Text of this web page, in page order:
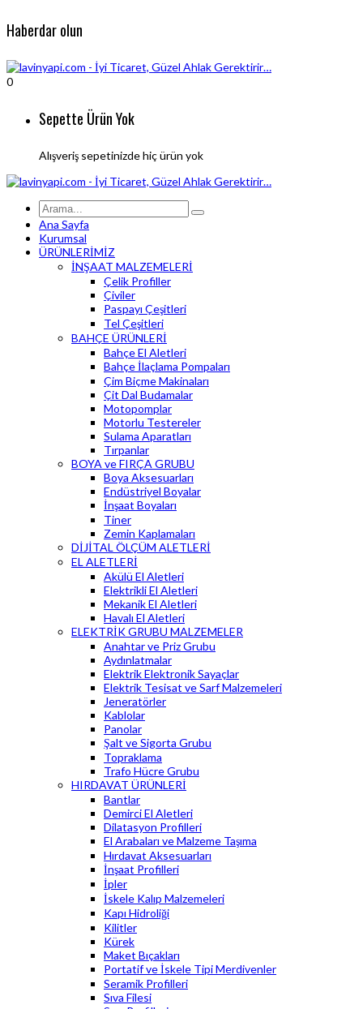
Haberdar olun
0
Sepette Ürün Yok
Alışveriş sepetinizde hiç ürün yok
Ana Sayfa
Kurumsal
ÜRÜNLERİMİZ
İNŞAAT MALZEMELERİ
Çelik Profiller
Çiviler
Paspayı Çeşitleri
Tel Çeşitleri
BAHÇE ÜRÜNLERİ
Bahçe El Aletleri
Bahçe İlaçlama Pompaları
Çim Biçme Makinaları
Çit Dal Budamalar
Motopomplar
Motorlu Testereler
Sulama Aparatları
Tırpanlar
BOYA ve FIRÇA GRUBU
Boya Aksesuarları
Endüstriyel Boyalar
İnşaat Boyaları
Tiner
Zemin Kaplamaları
DİJİTAL ÖLÇÜM ALETLERİ
EL ALETLERİ
Akülü El Aletleri
Elektrikli El Aletleri
Mekanik El Aletleri
Havalı El Aletleri
ELEKTRİK GRUBU MALZEMELER
Anahtar ve Priz Grubu
Aydınlatmalar
Elektrik Elektronik Sayaçlar
Elektrik Tesisat ve Sarf Malzemeleri
Jeneratörler
Kablolar
Panolar
Şalt ve Sigorta Grubu
Topraklama
Trafo Hücre Grubu
HIRDAVAT ÜRÜNLERİ
Bantlar
Demirci El Aletleri
Dilatasyon Profilleri
El Arabaları ve Malzeme Taşıma
Hırdavat Aksesuarları
İnşaat Profilleri
İpler
İskele Kalıp Malzemeleri
Kapı Hidroliği
Kilitler
Kürek
Maket Bıçakları
Portatif ve İskele Tipi Merdivenler
Seramik Profilleri
Sıva Filesi